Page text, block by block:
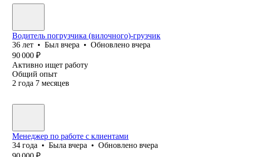
Водитель погрузчика (вилочного)-грузчик
36 лет • Был вчера • Обновлено вчера
90 000 ₽
Активно ищет работу
Общий опыт
2 года 7 месяцев
Менеджер по работе с клиентами
34 года • Была вчера • Обновлено вчера